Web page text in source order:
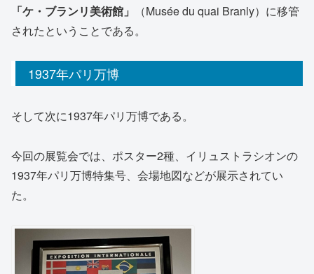
「ケ・ブランリ美術館」
（Musée du quai Branly）に移管
されたということである。
1937年パリ万博
そして次に1937年パリ万博である。
今回の展覧会では、ポスター2種、イリュストラシオンの
1937年パリ万博特集号、会場地図などが展示されてい
た。